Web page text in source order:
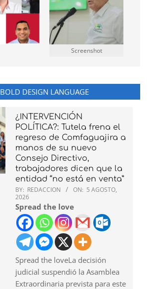
Screenshot
BOLD DESIGN LANGUAGE
¿INTERVENCIÓN
POLÍTICA?: Tutela frena el
regreso de Comfaguajira a
manos de su nuevo
Consejo Directivo,
trabajadores dicen que la
entidad “no está en venta”
BY: REDACCION ON: 5 AGOSTO,
2026
Spread the love
Spread the loveLa decisión
judicial suspendió la Asamblea
Extraordinaria prevista para este